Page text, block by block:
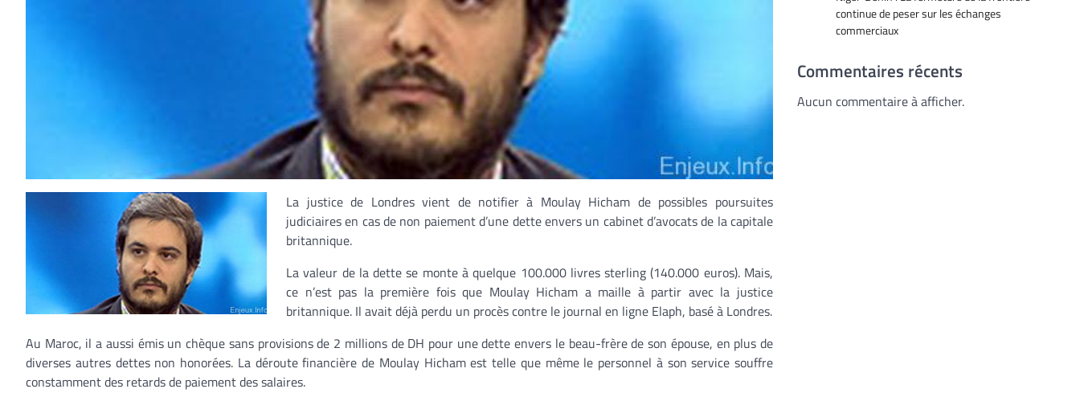
La justice de Londres vient de notifier à Moulay Hicham de possibles poursuites
judiciaires en cas de non paiement d’une dette envers un cabinet d’avocats de la capitale
britannique.
La valeur de la dette se monte à quelque 100.000 livres sterling (140.000 euros). Mais,
ce n’est pas la première fois que Moulay Hicham a maille à partir avec la justice
britannique. Il avait déjà perdu un procès contre le journal en ligne Elaph, basé à Londres.
Au Maroc, il a aussi émis un chèque sans provisions de 2 millions de DH pour une dette envers le beau-frère de son épouse, en plus de
diverses autres dettes non honorées. La déroute financière de Moulay Hicham est telle que même le personnel à son service souffre
constamment des retards de paiement des salaires.
continue de peser sur les échanges
commerciaux
Commentaires récents
Aucun commentaire à afficher.